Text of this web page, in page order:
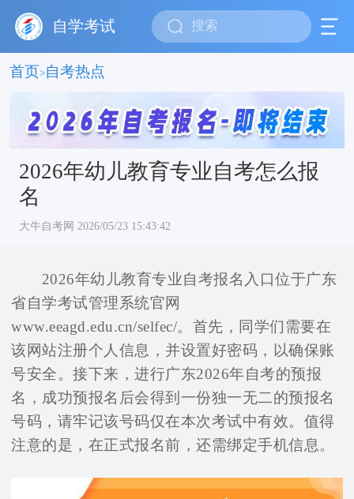
自学考试
首页>自考热点
2026年幼儿教育专业自考怎么报
名
大牛自考网 2026/05/23 15:43:42
2026年幼儿教育专业自考报名入口位于广东
省自学考试管理系统官网
www.eeagd.edu.cn/selfec/。首先，同学们需要在
该网站注册个人信息，并设置好密码，以确保账
号安全。接下来，进行广东2026年自考的预报
名，成功预报名后会得到一份独一无二的预报名
号码，请牢记该号码仅在本次考试中有效。值得
注意的是，在正式报名前，还需绑定手机信息。